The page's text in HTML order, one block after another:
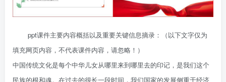
ppt课件主要内容概括以及重要关键信息摘录：（以下文字仅为
填充网页内容，不代表课件内容，请忽略！）
中国传统文化是每个中华儿女从哪里来到哪里去的印记，是我们这个
民族的根和魂。在过去的很长一段时间，我们国家的发展侧重于经济